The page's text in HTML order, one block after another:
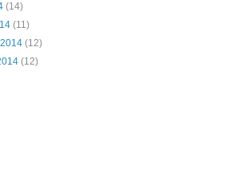
(14)
(11)
(12)
(12)